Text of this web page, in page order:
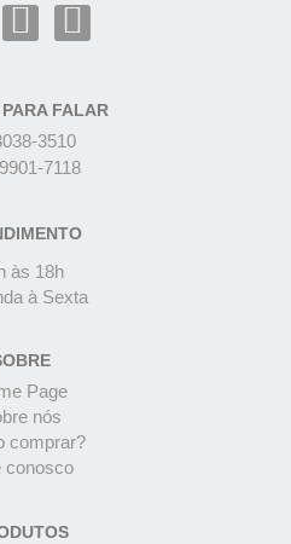
FALAR
3510
7118
às 18h
à Sexta
Page
nós
comprar?
conosco